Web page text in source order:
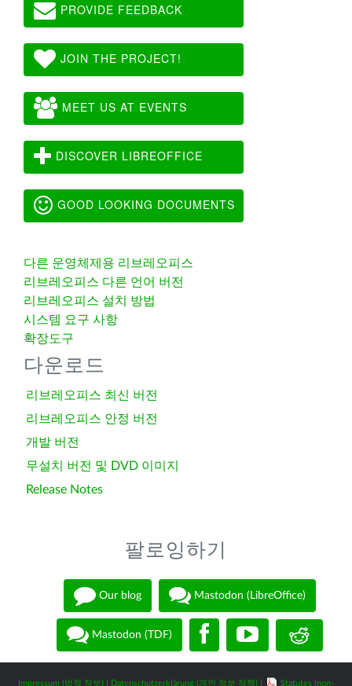
PROVIDE FEEDBACK
JOIN THE PROJECT!
MEET US AT EVENTS
DISCOVER LIBREOFFICE
GOOD LOOKING DOCUMENTS
다른 운영체제용 리브레오피스
리브레오피스 다른 언어 버전
리브레오피스 설치 방법
시스템 요구 사항
확장도구
다운로드
리브레오피스 최신 버전
리브레오피스 안정 버전
개발 버전
무설치 버전 및 DVD 이미지
Release Notes
팔로잉하기
Our blog Mastodon (LibreOffice)
Mastodon (TDF)
Impressum (법적 정보) Datenschutzerklärung (개인 정보 정책) Statutes (non-